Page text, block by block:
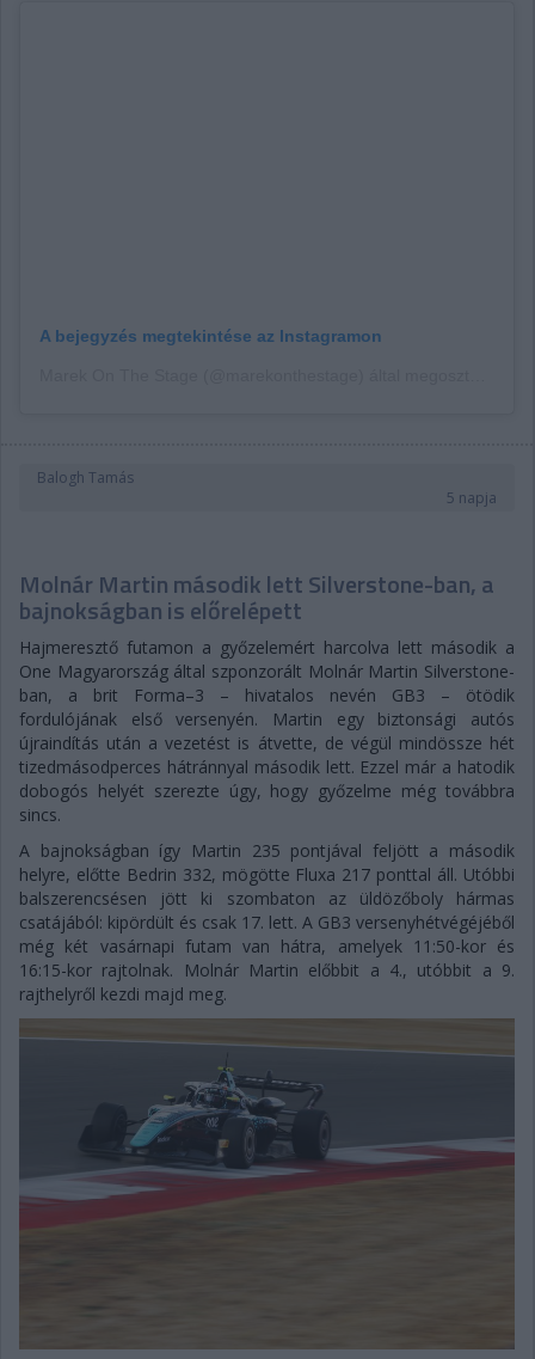
A bejegyzés megtekintése az Instagramon
Balogh Tamás
5 napja
Molnár Martin második lett Silverstone-ban, a
bajnokságban is előrelépett
Hajmeresztő futamon a győzelemért harcolva lett második a
One Magyarország által szponzorált Molnár Martin Silverstone-
ban, a brit Forma–3 – hivatalos nevén GB3 – ötödik
fordulójának első versenyén. Martin egy biztonsági autós
újraindítás után a vezetést is átvette, de végül mindössze hét
tizedmásodperces hátránnyal második lett. Ezzel már a hatodik
dobogós helyét szerezte úgy, hogy győzelme még továbbra
sincs.
A bajnokságban így Martin 235 pontjával feljött a második
helyre, előtte Bedrin 332, mögötte Fluxa 217 ponttal áll. Utóbbi
balszerencsésen jött ki szombaton az üldözőboly hármas
csatájából: kipördült és csak 17. lett. A GB3 versenyhétvégéjéből
még két vasárnapi futam van hátra, amelyek 11:50-kor és
16:15-kor rajtolnak. Molnár Martin előbbit a 4., utóbbit a 9.
rajthelyről kezdi majd meg.